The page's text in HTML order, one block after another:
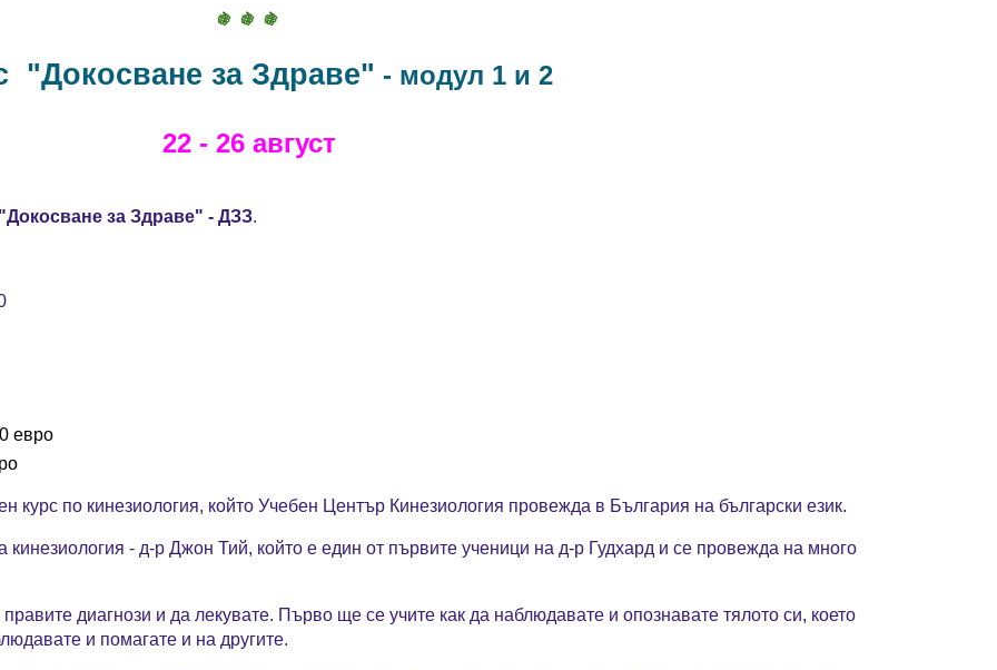
🍇 🍇 🍇
"Докосване за Здраве" - модул 1 и 2
22 - 26 август
за Здраве" - ДЗЗ.
евро
курс по кинезиология, който Учебен Център Кинезиология провежда в България на български език.
- д-р Джон Тий, който е един от първите ученици на д-р Гудхард и се провежда на много
диагнози и да лекувате. Първо ще се учите как да наблюдавате и опознавате тялото си, което
и помагате и на другите.